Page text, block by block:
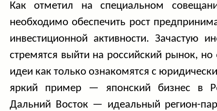
Как отметил на специальном
необходимо обеспечить рост
инвестиционной активности. Зачастую
стремятся выйти на российский рынок, но
идеи как только ознакомятся с
яркий пример — японский бизнес в
Дальний Восток — идеальный регион-